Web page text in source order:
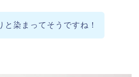
と染まってそうですね！